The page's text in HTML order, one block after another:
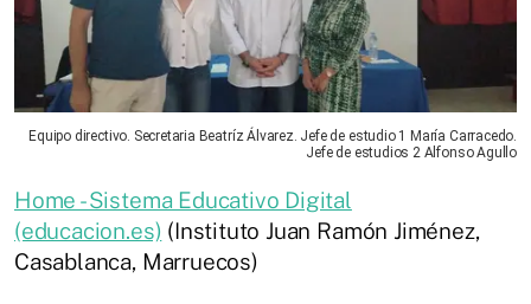
Equipo directivo. Secretaria Beatríz Álvarez. Jefe de estudio 1 María Carracedo.
Jefe de estudios 2 Alfonso Agullo
Home - Sistema Educativo Digital
(educacion.es) (Instituto Juan Ramón Jiménez,
Casablanca, Marruecos)